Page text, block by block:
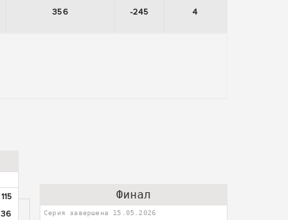
356 -245 4
115
36
Финал
Серия завершена 15.05.2026